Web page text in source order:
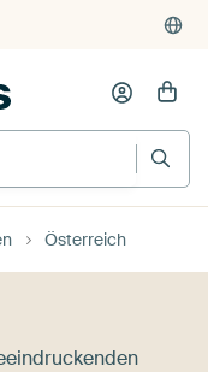
Österreich